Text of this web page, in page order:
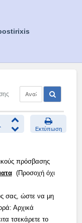
Εκτύπωση
πρόσβασης
(Προσοχή όχι
σας, ώστε να μη
Αρχικά
τσεκάρετε το